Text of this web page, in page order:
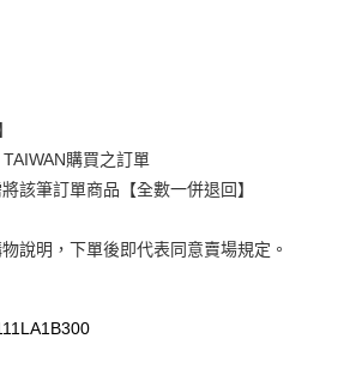
遠東國際商業銀行
永豐商業銀行
】
供，台灣大哥大用戶可立即使用無須另外申請。
購買之訂單
該筆訂單商品【全數一併退回】
說明，下單後即代表同意賣場規定。